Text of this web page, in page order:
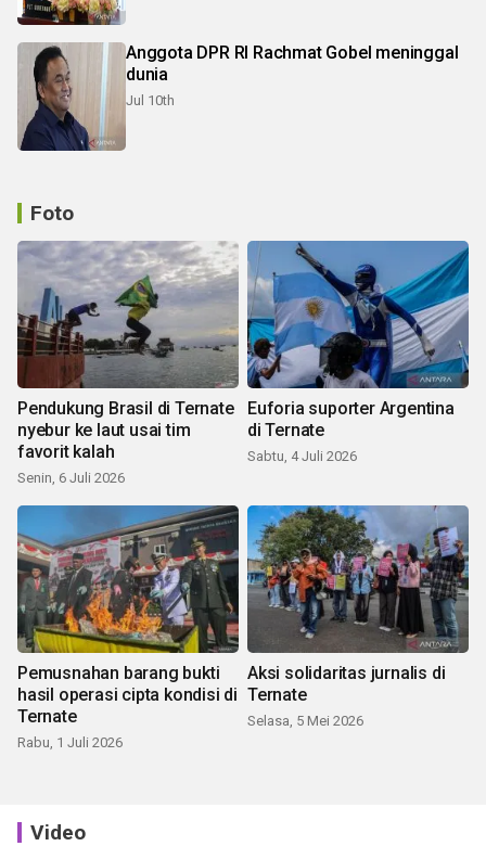
Anggota DPR RI Rachmat Gobel meninggal
dunia
Jul 10th
Foto
Pendukung Brasil di Ternate
nyebur ke laut usai tim
favorit kalah
Senin, 6 Juli 2026
Euforia suporter Argentina
di Ternate
Sabtu, 4 Juli 2026
Pemusnahan barang bukti
hasil operasi cipta kondisi di
Ternate
Rabu, 1 Juli 2026
Aksi solidaritas jurnalis di
Ternate
Selasa, 5 Mei 2026
Video